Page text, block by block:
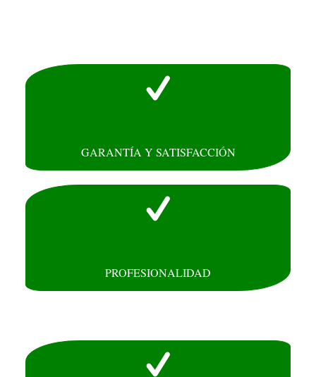
GARANTÍA Y SATISFACCIÓN
PROFESIONALIDAD